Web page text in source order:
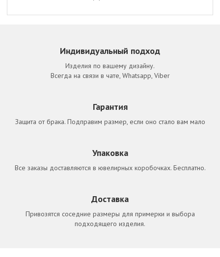
Индивидуальный подход
Изделия по вашему дизайну.
Всегда на связи в чате, Whatsapp, Viber
Гарантия
Защита от брака. Подправим размер, если оно стало вам мало
Упаковка
Все заказы доставляются в ювелирных коробочках. Бесплатно.
Доставка
Привозятся соседние размеры для примерки и выбора
подходящего изделия.